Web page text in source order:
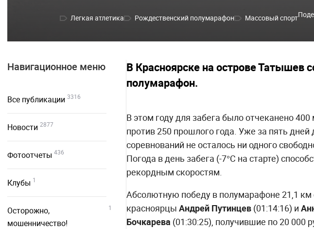
Легкая атлетика Рождественский полумарафон Массовый спорт
Навигационное меню
Все публикации 3316
Новости 2877
Фотоотчеты 436
Клубы 1
Осторожно,
мошенничество!
1
В Красноярске на острове Татышев
полумарафон.
В этом году для забега было отчеканено 400
против 250 прошлого года. Уже за пять дней
соревнований не осталось ни одного
Погода в день забега (-7°С на старте)
рекордным скоростям.
Абсолютную победу в полумарафоне 21,1
красноярцы Андрей Путинцев (01:14:16) и
Бочкарева (01:30:25), получившие по 20 000